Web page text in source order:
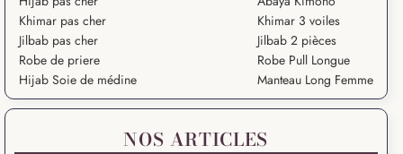
Khimar pas cher
Jilbab pas cher
Robe de priere
Hijab Soie de médine
Khimar 3 voiles
Jilbab 2 pièces
Robe Pull Longue
Manteau Long Femme
NOS ARTICLES